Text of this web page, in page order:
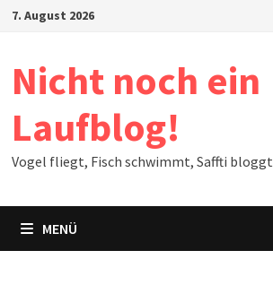
Zum7. August 2026
Nicht noch ein
Laufblog!
Vogel fliegt, Fisch schwimmt, Saffti bloggt
MENÜ